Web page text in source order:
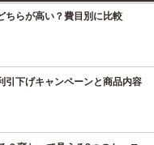
ちらが高い？費目別に比較
引下げキャンペーンと商品内容